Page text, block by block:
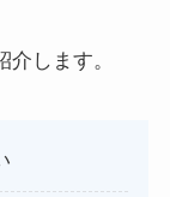
します。